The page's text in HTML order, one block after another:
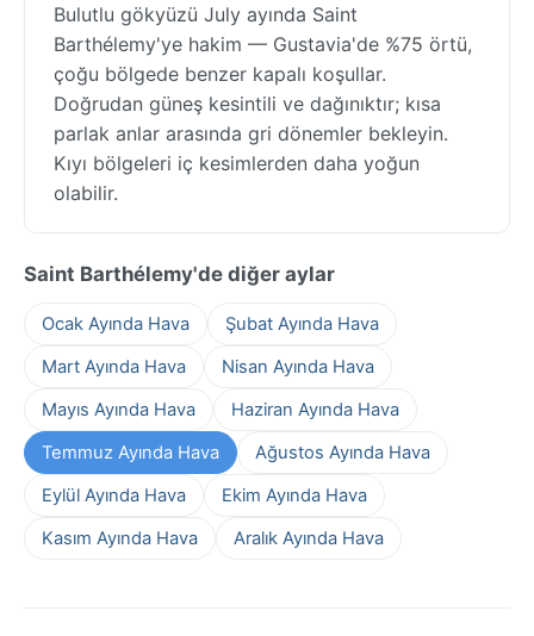
Bulutlu gökyüzü July ayında Saint
Barthélemy'ye hakim — Gustavia'de %75 örtü,
çoğu bölgede benzer kapalı koşullar.
Doğrudan güneş kesintili ve dağınıktır; kısa
parlak anlar arasında gri dönemler bekleyin.
Kıyı bölgeleri iç kesimlerden daha yoğun
olabilir.
Saint Barthélemy'de diğer aylar
Ocak Ayında Hava
Şubat Ayında Hava
Mart Ayında Hava
Nisan Ayında Hava
Mayıs Ayında Hava
Haziran Ayında Hava
Temmuz Ayında Hava
Ağustos Ayında Hava
Eylül Ayında Hava
Ekim Ayında Hava
Kasım Ayında Hava
Aralık Ayında Hava